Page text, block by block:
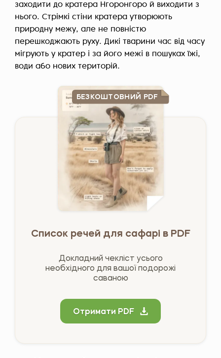
заходити до кратера Нгоронгоро й виходити з
нього. Стрімкі стіни кратера утворюють
природну межу, але не повністю
перешкоджають руху. Дикі тварини час від часу
мігрують у кратер і за його межі в пошуках їжі,
води або нових територій.
БЕЗКОШТОВНИЙ PDF
Список речей для сафарі в PDF
Докладний чекліст усього
необхідного для вашої подорожі
саваною
Отримати PDF